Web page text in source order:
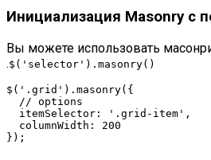
Инициализация Masonry с
Вы можете использовать
.$( 'selector' ).masonry()
$( '.grid' ).masonry({
// options
  itemSelector:
'.grid-item' ,
columnWidth : 200